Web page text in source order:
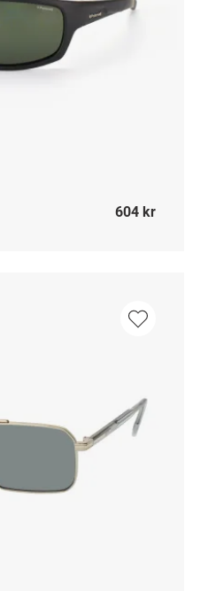
604 kr